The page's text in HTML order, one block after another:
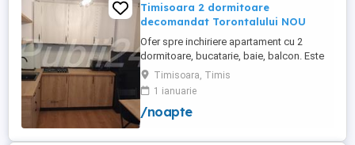
Timisoara 2 dormitoare
decomandat Torontalului NOU
Ofer spre inchiriere apartament cu 2
dormitoare, bucatarie, baie, balcon. Este
complet utilat si mobilat nou, clima,
internet, tv, video interfon masina de
spalat haine, lenjerii, prosoape,
consumabile. In incinta complexului de
de joaca pentru copii. Apartamentul ...
Timisoara, Timis
1 ianuarie
/noapte